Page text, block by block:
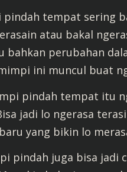
pindah tempat sering
atau bakal
bahkan perubahan
ini muncul buat
pindah tempat itu
jadi lo ngerasa
yang bikin lo
pindah juga bisa jadi